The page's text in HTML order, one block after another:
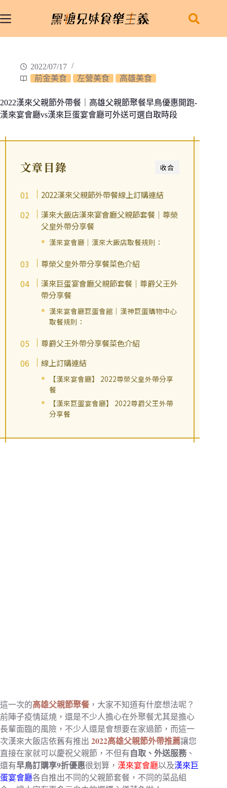
至
2022/07/17
前金美食
左營美食 高雄美食
2022漢來父親節外帶餐｜高雄父親節聚餐早鳥優惠開跑-
漢來宴會廳vs漢來巨蛋宴會廳可外送可選自取時段
收合
文章目錄
2022漢來父親節外帶餐線上訂購連結
漢來大飯店漢來宴會廳父親節套餐｜尊榮
父皇外帶分享餐
漢來宴會廳｜漢來大飯店取餐規則：
尊榮父皇外帶分享餐菜色介紹
漢來巨蛋宴會廳父親節套餐｜尊爵父王外
帶分享餐
漢來宴會廳巨蛋會館｜漢神巨蛋購物中心
取餐規則：
尊爵父王外帶分享餐菜色介紹
線上訂購連結
【漢來宴會廳】 2022尊榮父皇外帶分享
餐
【漢來巨蛋宴會廳】 2022尊爵父王外帶
分享餐
這一次的高雄父親節聚餐，大家不知道有什麼想法呢？
前陣子疫情延燒，還是不少人擔心在外聚餐尤其是擔心
長輩面臨的風險，不少人還是會想要在家過節，而這一
次漢來大飯店依舊有推出 2022高雄父親節外帶推薦讓您
直接在家就可以慶祝父親節，不但有自取、外送服務 、
還有早鳥訂購享9折優惠很划算， 漢來宴會廳以及漢來巨
蛋宴會廳各自推出不同的父親節套餐，不同的菜品組